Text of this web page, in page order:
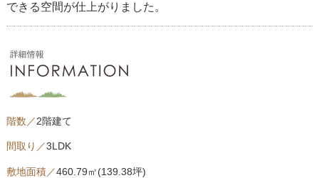
できる空間が仕上がりました。
階数／2階建て
間取り／3LDK
敷地面積／460.79㎡(139.38坪)